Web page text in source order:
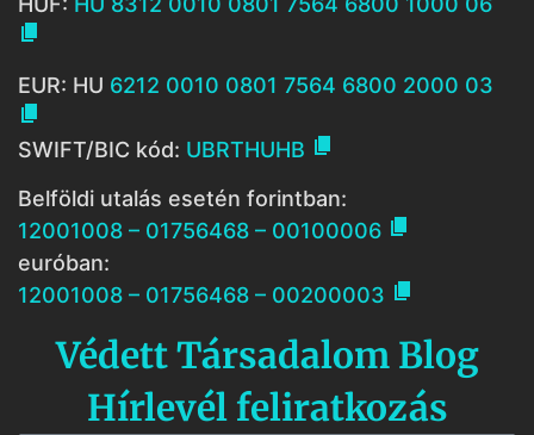

EUR: HU 6212 0010 0801 7564 6800 2000 03

SWIFT/BIC kód: UBRTHUHB 
Belföldi utalás esetén forintban:
12001008 – 01756468 – 00100006 
euróban:
12001008 – 01756468 – 00200003 
Védett Társadalom Blog
Hírlevél feliratkozás